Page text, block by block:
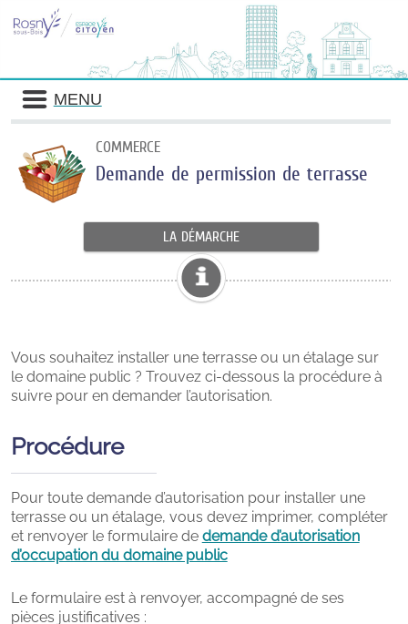
MENU
COMMERCE
Demande de permission de terrasse
LA DÉMARCHE